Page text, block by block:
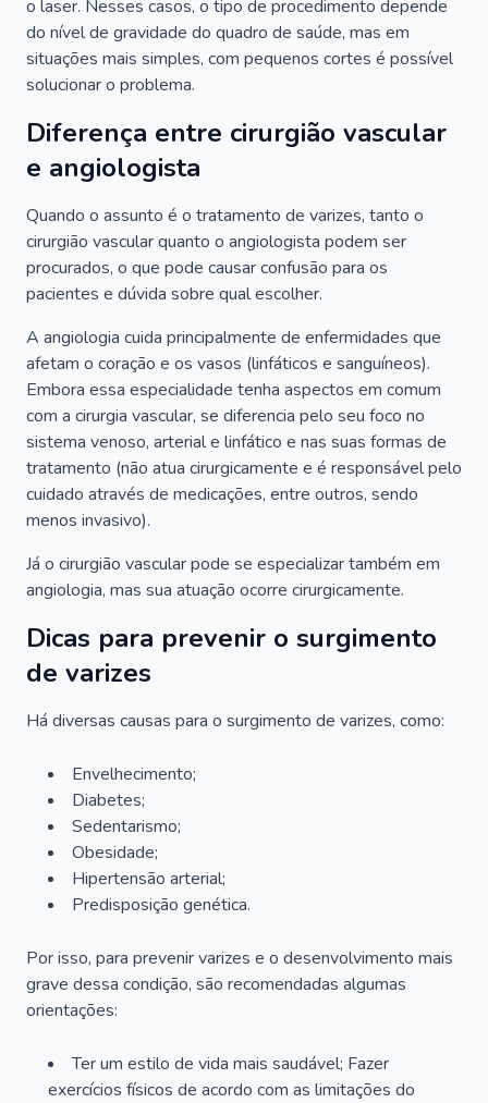
o laser. Nesses casos, o tipo de procedimento depende
do nível de gravidade do quadro de saúde, mas em
situações mais simples, com pequenos cortes é possível
solucionar o problema.
Diferença entre cirurgião vascular
e angiologista
Quando o assunto é o tratamento de varizes, tanto o
cirurgião vascular quanto o angiologista podem ser
procurados, o que pode causar confusão para os
pacientes e dúvida sobre qual escolher.
A angiologia cuida principalmente de enfermidades que
afetam o coração e os vasos (linfáticos e sanguíneos).
Embora essa especialidade tenha aspectos em comum
com a cirurgia vascular, se diferencia pelo seu foco no
sistema venoso, arterial e linfático e nas suas formas de
tratamento (não atua cirurgicamente e é responsável pelo
cuidado através de medicações, entre outros, sendo
menos invasivo).
Já o cirurgião vascular pode se especializar também em
angiologia, mas sua atuação ocorre cirurgicamente.
Dicas para prevenir o surgimento
de varizes
Há diversas causas para o surgimento de varizes, como:
Envelhecimento;
Diabetes;
Sedentarismo;
Obesidade;
Hipertensão arterial;
Predisposição genética.
Por isso, para prevenir varizes e o desenvolvimento mais
grave dessa condição, são recomendadas algumas
orientações:
Ter um estilo de vida mais saudável; Fazer
exercícios físicos de acordo com as limitações do